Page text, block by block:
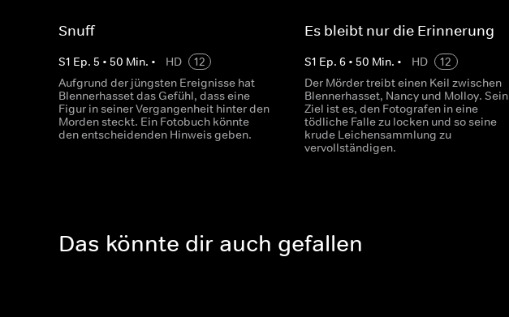
Snuff
S1 Ep. 5 • 50 Min. • HD
12
Aufgrund der jüngsten Ereignisse hat
Blennerhasset das Gefühl, dass eine
Figur in seiner Vergangenheit hinter den
Morden steckt. Ein Fotobuch könnte
den entscheidenden Hinweis geben.
Es bleibt nur die Erinnerung
S1 Ep.6 • 50 Min. • HD
12
Der Mörder treibt einen Keil zwischen
Blennerhasset, Nancy und Molloy. Sein
Ziel ist es, den Fotografen in eine
tödliche Falle zu locken und so seine
krude Leichensammlung zu
vervollständigen.
Das könnte dir auch gefallen